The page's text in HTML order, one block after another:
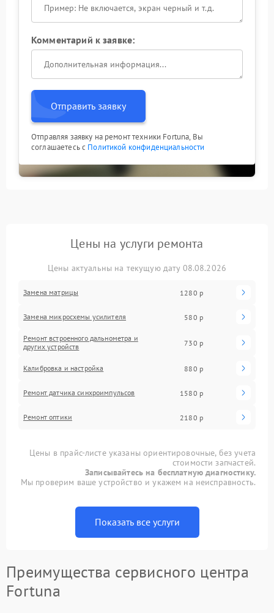
Комментарий к заявке:
Отправить заявку
Отправляя заявку на ремонт техники Fortuna, Вы
соглашаетесь с Политикой конфиденциальности
Цены на услуги ремонта
Цены актуальны на текущую дату 08.08.2026
Замена матрицы 1280 р
Замена микросхемы усилителя 580 р
Ремонт встроенного дальнометра и
других устройств
730 р
Калибровка и настройка 880 р
Ремонт датчика синхроимпульсов 1580 р
Ремонт оптики 2180 р
Цены в прайс-листе указаны ориентировочные, без учета
стоимости запчастей.
Записывайтесь на бесплатную диагностику.
Мы проверим ваше устройство и укажем на неисправность.
Показать все услуги
Преимущества сервисного центра
Fortuna